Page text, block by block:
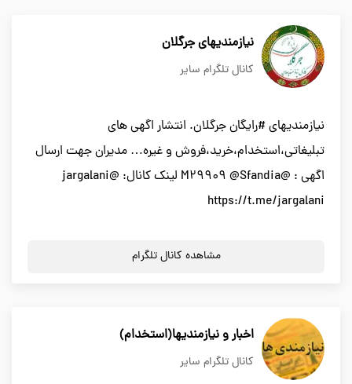
نیازمندیهای جرگلان
کانال تلگرام سایر
نیازمندیهای #رایگان جرگلان. انتشار اگهی های
تبلیغاتی،استخدام،خرید،فروش و غیره… مدیران جهت ارسال
اگهی : @M29909 @Sfandia لینک کانال: @jargalani
https://t.me/jargalani
مشاهده کانال تلگرام
اخبار و نیازمندیها(استخدام)
کانال تلگرام سایر